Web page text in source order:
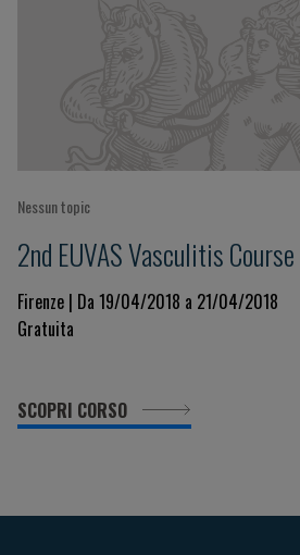
Nessun topic
2nd EUVAS Vasculitis Course
Firenze | Da 19/04/2018 a 21/04/2018
Gratuita
SCOPRI CORSO